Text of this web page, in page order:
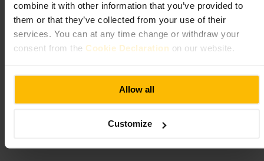
combine it with other information that you’ve provided to
them or that they’ve collected from your use of their
services. You can at any time change or withdraw your
consent from the Cookie Declaration on our website.
Allow all
Customize
“Teatro bajo las vías, arte en cada arco”